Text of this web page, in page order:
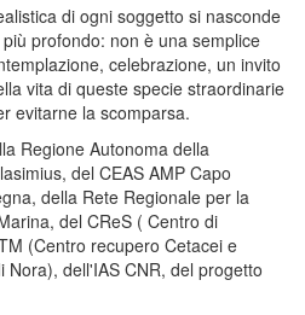
di ogni soggetto si nasconde
profondo: non è una semplice
celebrazione, un invito
vita di queste specie straordinarie
evitarne la scomparsa.
Regione Autonoma della
del CEAS AMP Capo
della Rete Regionale per la
del CReS ( Centro di
(Centro recupero Cetacei e
dell'IAS CNR, del progetto